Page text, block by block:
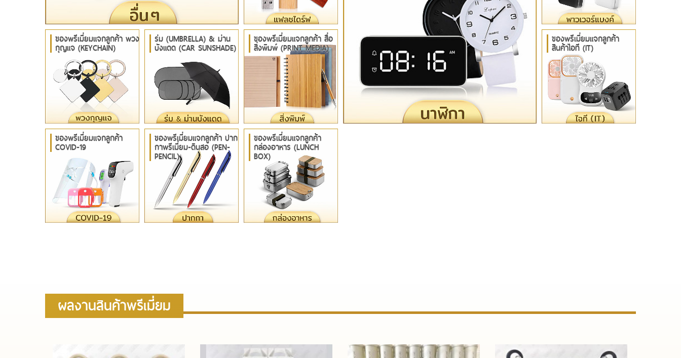
ของพรีเมี่ยมแจกลูกค้า พวง
กุญแจ (KEYCHAIN)
ร่ม (UMBRELLA) & ม่าน
บังแดด (CAR SUNSHADE)
ของพรีเมี่ยมแจกลูกค้า สื่อ
สิ่งพิมพ์ (PRINT MEDIA)
ของพรีเมี่ยมแจกลูกค้า
สินค้าไอที (IT)
ของพรีเมี่ยมแจกลูกค้า
COVID-19
ของพรีเมี่ยมแจกลูกค้า ปาก
กาพรีเมี่ยม-ดินสอ (PEN-
PENCIL)
ของพรีเมี่ยมแจกลูกค้า
กล่องอาหาร (LUNCH
BOX)
ผลงานสินค้าพรีเมี่ยม